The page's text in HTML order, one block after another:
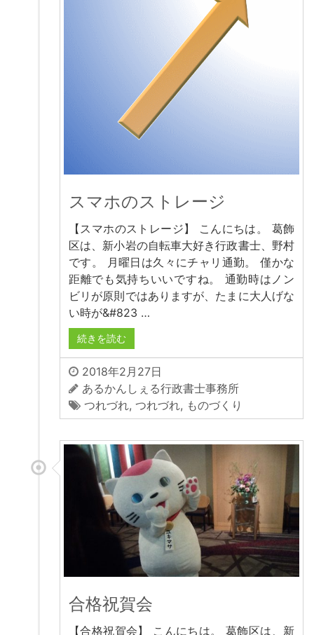
スマホのストレージ
【スマホのストレージ】 こんにちは。 葛飾
区は、新小岩の自転車大好き行政書士、野村
です。 月曜日は久々にチャリ通勤。 僅かな
距離でも気持ちいいですね。 通勤時はノン
ビリが原則ではありますが、たまに大人げな
い時が&#823 …
続きを読む
2018年2月27日
あるかんしぇる行政書士事務所
つれづれ, つれづれ, ものづくり
合格祝賀会
【合格祝賀会】 こんにちは。 葛飾区は、新